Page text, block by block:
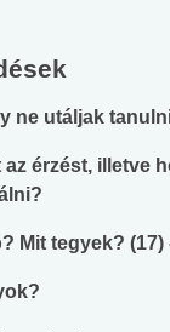
ne utáljak
az érzést, illetve
Mit tegyek? (17)